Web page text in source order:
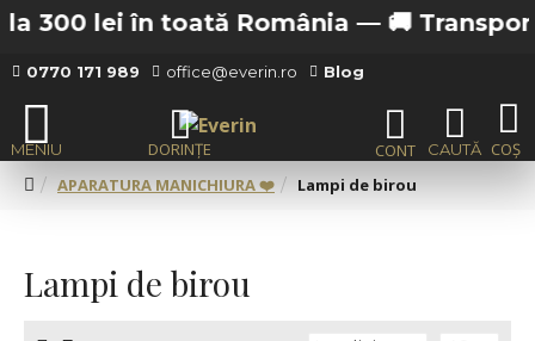
lei în toată România —🚚 Transport
0770 171 989 office@everin.ro Blog
APARATURA MANICHIURA ❤️ Lampi de birou
Lampi de birou